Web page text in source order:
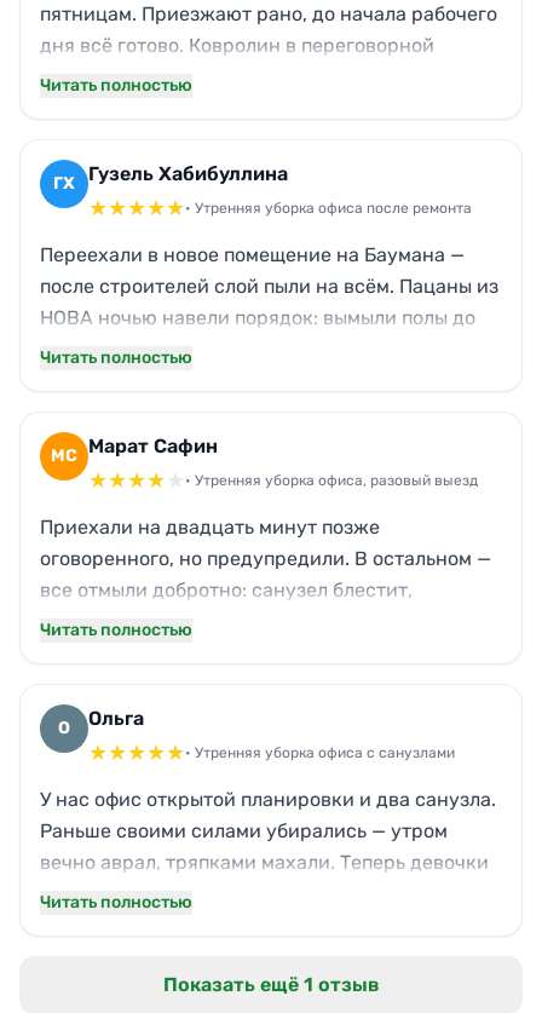
пятницам. Приезжают рано, до начала рабочего
дня всё готово. Ковролин в переговорной
пылесосят тщательно — у нас аллергик в
пыль с жалюзи снимают, мелочь, а забота
заметна.
Читать полностью
ГХ Гузель Хабибуллина
★★★★★• Утренняя уборка офиса после ремонта
Переехали в новое помещение на Баумана —
после строителей слой пыли на всём. Пацаны из
НОВА ночью навели порядок: вымыли полы до
скрипа, протёрли подоконники и розетки, даже
оценили, теперь только к вам.
Читать полностью
МС Марат Сафин
★★★★★ • Утренняя уборка офиса, разовый выезд
Приехали на двадцать минут позже
оговоренного, но предупредили. В остальном —
все отмыли добротно: санузел блестит,
кухонный угол чистый, мусор вынесли.
пропустили. Не критично, сам протёр за минуту.
В целом доволен, обращусь ещё.
Читать полностью
О Ольга
★★★★★• Утренняя уборка офиса с санузлами
У нас офис открытой планировки и два санузла.
Раньше своими силами убирались — утром
вечно аврал, тряпками махали. Теперь девочки
приходят в 7 утра: зеркала без разводов, кафель
мелочь, а уважение к команде чувствуется.
Читать полностью
Показать ещё 1 отзыв